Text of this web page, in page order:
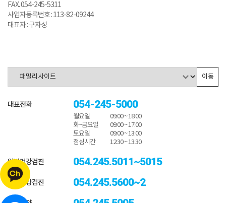
FAX. 054-245-5311
사업자등록번호 : 113-82-09244
대표자 : 구자성
이동
대표전화 054-245-5000
월요일
09:00 ~ 18:00
화~금요일
09:00 ~ 17:00
토요일
09:00 ~ 13:00
점심시간
12:30 ~ 13:30
일반건강검진 054.245.5011~5015
종합건강검진 054.245.5600~2